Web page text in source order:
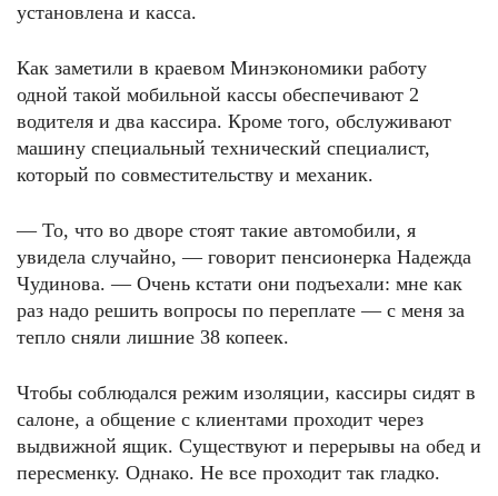
установлена и касса.
Как заметили в краевом Минэкономики работу
одной такой мобильной кассы обеспечивают 2
водителя и два кассира. Кроме того, обслуживают
машину специальный технический специалист,
который по совместительству и механик.
— То, что во дворе стоят такие автомобили, я
увидела случайно, — говорит пенсионерка Надежда
Чудинова. — Очень кстати они подъехали: мне как
раз надо решить вопросы по переплате — с меня за
тепло сняли лишние 38 копеек.
Чтобы соблюдался режим изоляции, кассиры сидят в
салоне, а общение с клиентами проходит через
выдвижной ящик. Существуют и перерывы на обед и
пересменку. Однако. Не все проходит так гладко.